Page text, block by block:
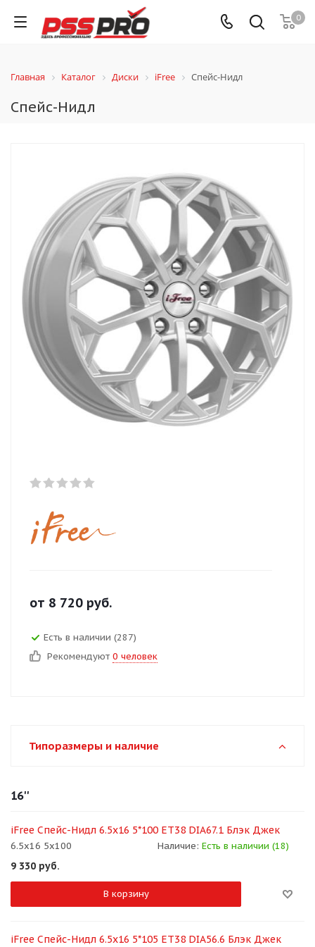
0
Главная Каталог Диски iFree Спейс-Нидл
Спейс-Нидл
от 8 720 руб.
Есть в наличии (287)
Рекомендуют 0 человек
Типоразмеры и наличие
16''
iFree Спейс-Нидл 6.5x16 5*100 ET38 DIA67.1 Блэк Джек
6.5x16 5x100 Наличие: Есть в наличии (18)
9 330 руб.
В корзину
iFree Спейс-Нидл 6.5x16 5*105 ET38 DIA56.6 Блэк Джек